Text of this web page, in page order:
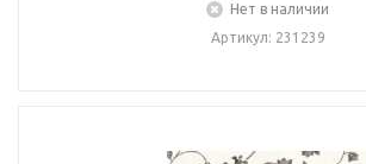
Нет в наличии
Артикул: 231239